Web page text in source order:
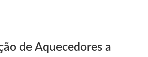
de Aquecedores a